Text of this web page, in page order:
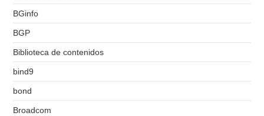
BGinfo
BGP
Biblioteca de contenidos
bind9
bond
Broadcom